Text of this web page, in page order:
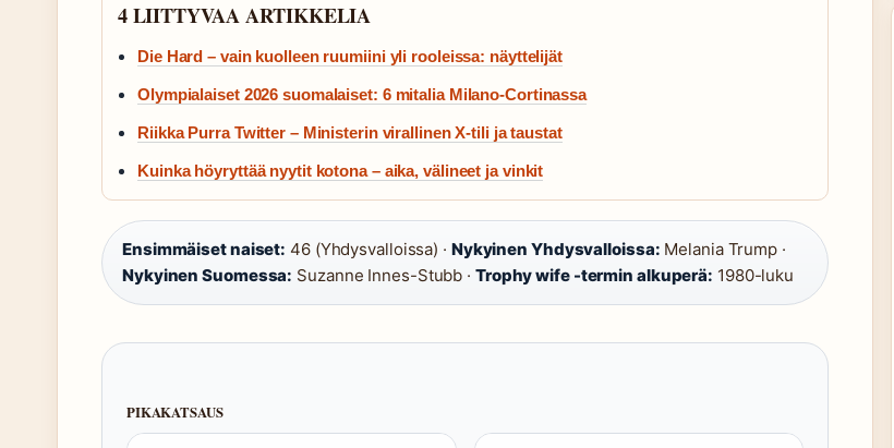
4 LIITTYVAA ARTIKKELIA
Die Hard – vain kuolleen ruumiini yli rooleissa: näyttelijät
Olympialaiset 2026 suomalaiset: 6 mitalia Milano-Cortinassa
Riikka Purra Twitter – Ministerin virallinen X-tili ja taustat
Kuinka höyryttää nyytit kotona – aika, välineet ja vinkit
Ensimmäiset naiset: 46 (Yhdysvalloissa) · Nykyinen Yhdysvalloissa: Melania Trump ·
Nykyinen Suomessa: Suzanne Innes-Stubb · Trophy wife -termin alkuperä: 1980-luku
PIKAKATSAUS